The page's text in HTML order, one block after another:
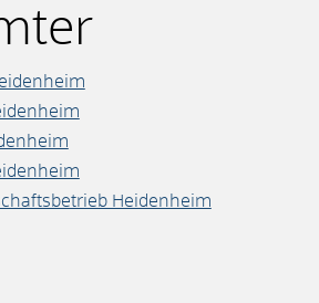
Heidenheim